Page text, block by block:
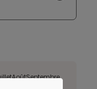
AoûtSeptembre